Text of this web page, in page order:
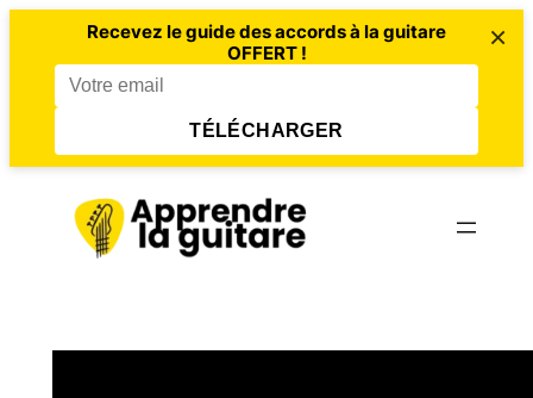
Recevez le guide des accords à la guitare
OFFERT !
TÉLÉCHARGER
×
contenu